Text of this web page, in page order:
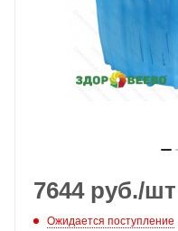
7644руб./шт
Ожидается поступление